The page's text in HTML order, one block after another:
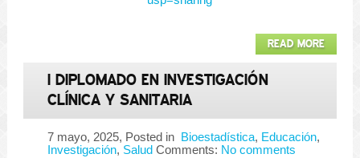
READ MORE
I DIPLOMADO EN INVESTIGACIÓN
CLÍNICA Y SANITARIA
7 mayo, 2025, Posted in Bioestadística, Educación,
Investigación, Salud Comments: No comments